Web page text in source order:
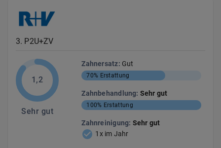
3. P2U+ZV
1,2
Sehr gut
Zahnersatz: Gut
70% Erstattung
Zahnbehandlung: Sehr gut
100% Erstattung
Zahnreinigung: Sehr gut
1x im Jahr